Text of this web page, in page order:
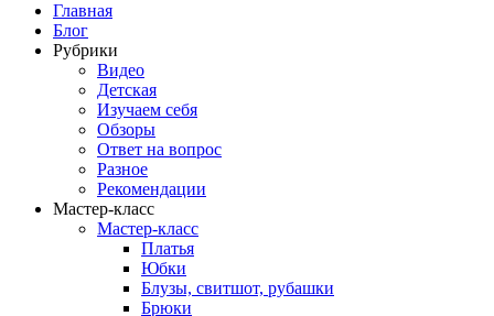
Главная
Блог
Рубрики
Видео
Детская
Изучаем себя
Обзоры
Ответ на вопрос
Разное
Рекомендации
Мастер-класс
Мастер-класс
Платья
Юбки
Блузы, свитшот, рубашки
Брюки